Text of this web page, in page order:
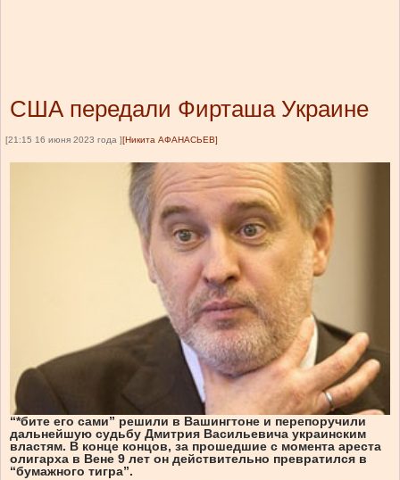
США передали Фирташа Украине
[21:15 16 июня 2023 года ] [Никита АФАНАСЬЕВ]
“*бите его сами” решили в Вашингтоне и перепоручили
дальнейшую судьбу Дмитрия Васильевича украинским
властям. В конце концов, за прошедшие с момента ареста
олигарха в Вене 9 лет он действительно превратился в
“бумажного тигра”.